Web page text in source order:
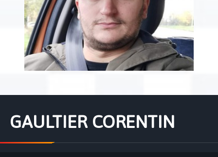
GAULTIER CORENTIN